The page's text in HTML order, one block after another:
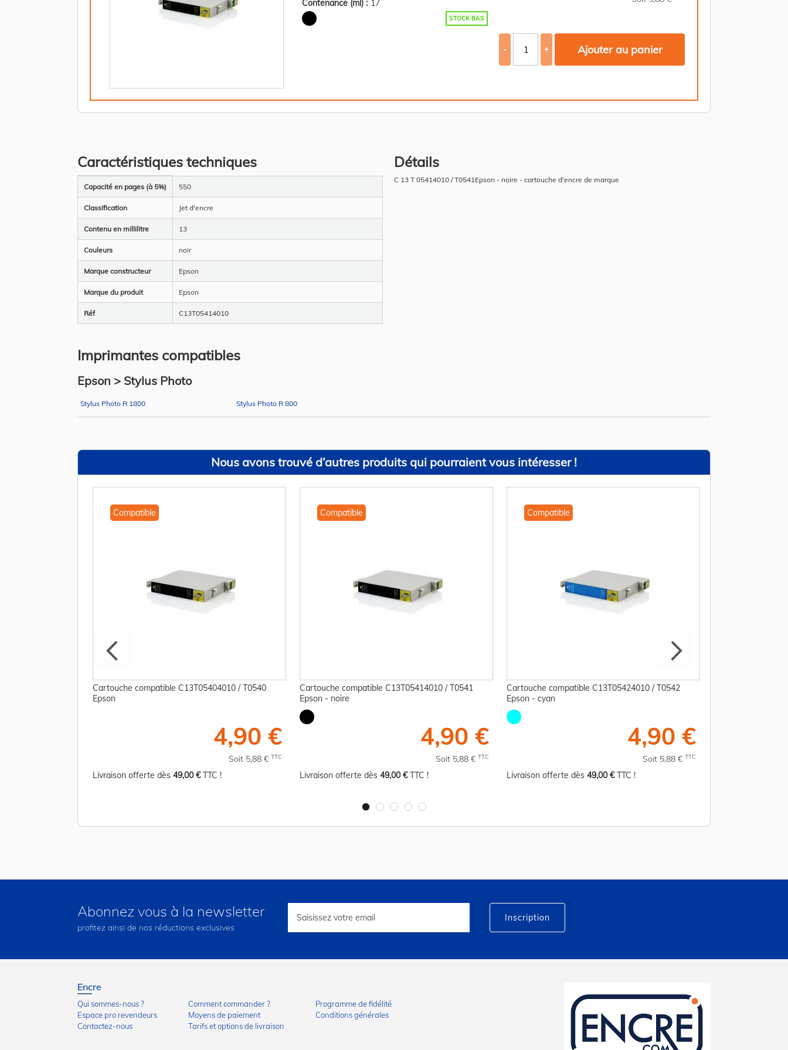
Contenance (ml) : 17
STOCK BAS
- + Ajouter au panier
Caractéristiques techniques
d’information
Capacité en pages (à 5%) 550
Classification Jet d'encre
Contenu en millilitre 13
Couleurs noir
Marque constructeur Epson
Marque du produit Epson
Réf C13T05414010
Détails
C 13 T 05414010 / T0541Epson - noire - cartouche d'encre de marque
Imprimantes compatibles
Epson > Stylus Photo
Stylus Photo R 1800 Stylus Photo R 800
Nous avons trouvé d’autres produits qui pourraient vous intéresser !
Compatible
Cartouche compatible C13T05404010 / T0540
Epson
4,90 €
Soit 5,88 € TTC
Livraison offerte dès 49,00 €TTC !
Compatible
Cartouche compatible C13T05414010 / T0541
Epson - noire
4,90 €
Soit 5,88 € TTC
Livraison offerte dès 49,00 €TTC !
Compatible
Cartouche compatible C13T05424010 / T0542
Epson - cyan
4,90 €
Soit 5,88 € TTC
Livraison offerte dès 49,00 €TTC !
Abonnez vous à la newsletter
profitez ainsi de nos réductions exclusives
lettre
Inscription
Encre
Qui sommes-nous ?
Espace pro revendeurs
Contactez-nous
Comment commander ?
Moyens de paiement
Tarifs et options de livraison
Programme de fidélité
Conditions générales